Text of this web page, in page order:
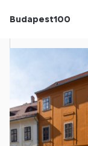
Budapest100